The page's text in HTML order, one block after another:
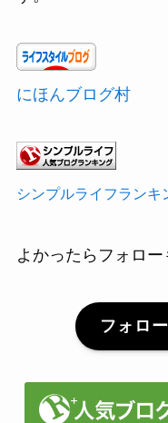
にほんブログ村
シンプルライフランキ
よかったらフォロー
フォロ